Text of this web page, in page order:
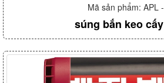
Mã sản phẩm: APL
súng bắn keo